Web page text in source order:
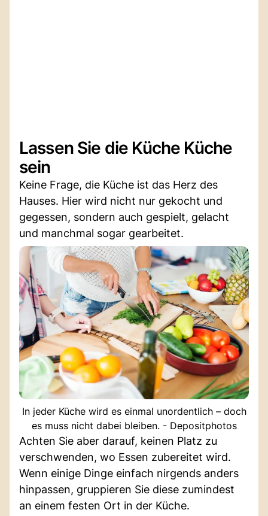
Lassen Sie die Küche Küche
sein
Keine Frage, die Küche ist das Herz des
Hauses. Hier wird nicht nur gekocht und
gegessen, sondern auch gespielt, gelacht
und manchmal sogar gearbeitet.
In jeder Küche wird es einmal unordentlich – doch
es muss nicht dabei bleiben. - Depositphotos
Achten Sie aber darauf, keinen Platz zu
verschwenden, wo Essen zubereitet wird.
Wenn einige Dinge einfach nirgends anders
hinpassen, gruppieren Sie diese zumindest
an einem festen Ort in der Küche.